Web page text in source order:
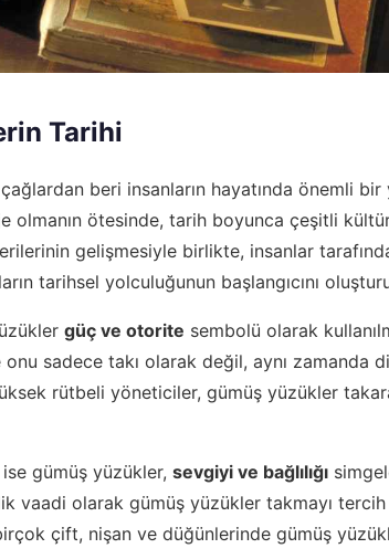
Tarihi
beri insanların hayatında önemli
olmanın ötesinde, tarih boyunca çeşitli
gelişmesiyle birlikte, insanlar
tarihsel yolculuğunun başlangıcını
güç ve otorite sembolü olarak
sadece takı olarak değil, aynı zamanda
rütbeli yöneticiler, gümüş yüzükler
gümüş yüzükler, sevgiyi ve bağlılığı
vaadi olarak gümüş yüzükler takmayı
çift, nişan ve düğünlerinde gümüş